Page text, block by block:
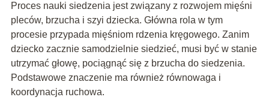
Proces nauki siedzenia jest związany z rozwojem mięśni
pleców, brzucha i szyi dziecka. Główna rola w tym
procesie przypada mięśniom rdzenia kręgowego. Zanim
dziecko zacznie samodzielnie siedzieć, musi być w stanie
utrzymać głowę, pociągnąć się z brzucha do siedzenia.
Podstawowe znaczenie ma również równowaga i
koordynacja ruchowa.